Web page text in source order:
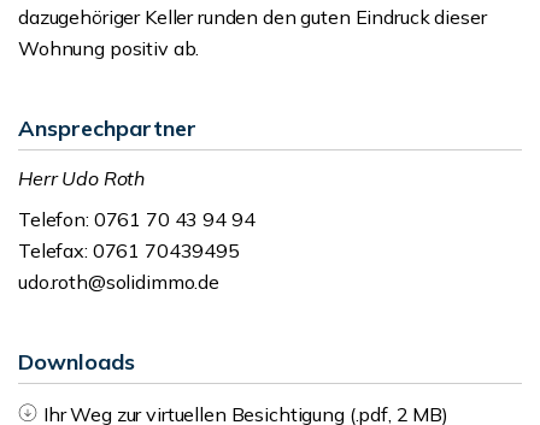
dazugehöriger Keller runden den guten Eindruck dieser
Wohnung positiv ab.
Ansprechpartner
Herr Udo Roth
Telefon: 0761 70 43 94 94
Telefax: 0761 70439495
udo.roth@solidimmo.de
Downloads
Ihr Weg zur virtuellen Besichtigung (.pdf, 2 MB)